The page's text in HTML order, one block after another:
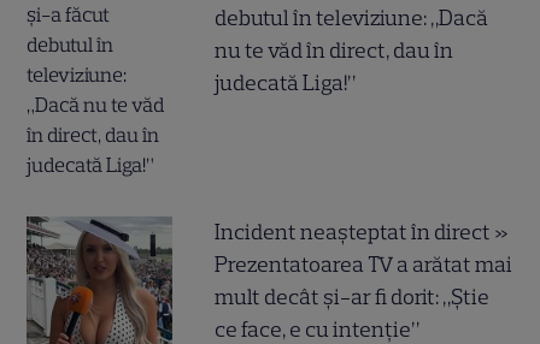
debutul în televiziune: „Dacă
nu te văd în direct, dau în
judecată Liga!”
Incident neașteptat în direct »
Prezentatoarea TV a arătat mai
mult decât și-ar fi dorit: „Știe
ce face, e cu intenție”